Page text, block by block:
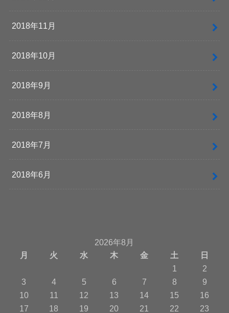
2018年11月
2018年10月
2018年9月
2018年8月
2018年7月
2018年6月
2026年8月
月
火 水 木 金 土
日
1
2
3
4 5 6 7 8
9
10
11 12 13 14 15
16
17
18 19 20 21 22 23